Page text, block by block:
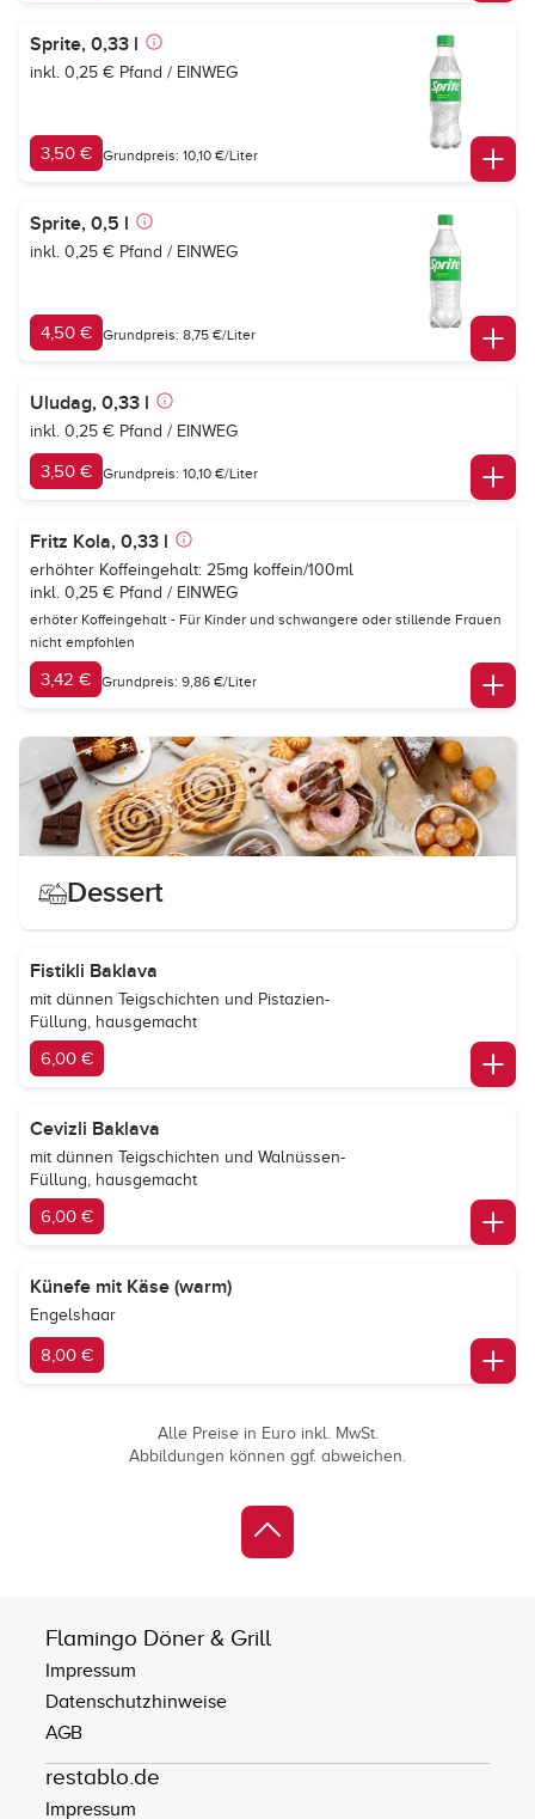
Sprite, 0,33 l
inkl. 0,25 € Pfand / EINWEG
3,50 € Grundpreis: 10,10 €/Liter
Sprite, 0,5 l
inkl. 0,25 € Pfand / EINWEG
4,50 € Grundpreis: 8,75 €/Liter
Uludag, 0,33 l
inkl. 0,25 € Pfand / EINWEG
3,50 € Grundpreis: 10,10 €/Liter
Fritz Kola, 0,33 l
erhöhter Koffeingehalt: 25mg koffein/100ml
inkl. 0,25 € Pfand / EINWEG
erhöter Koffeingehalt - Für Kinder und schwangere oder stillende Frauen
nicht empfohlen
3,42 € Grundpreis: 9,86 €/Liter
Dessert
Fistikli Baklava
mit dünnen Teigschichten und Pistazien-
Füllung, hausgemacht
6,00 €
Cevizli Baklava
mit dünnen Teigschichten und Walnüssen-
Füllung, hausgemacht
6,00 €
Künefe mit Käse (warm)
Engelshaar
8,00 €
Alle Preise in Euro inkl. MwSt.
Abbildungen können ggf. abweichen.
Flamingo Döner & Grill
Impressum
Datenschutzhinweise
AGB
restablo.de
Impressum